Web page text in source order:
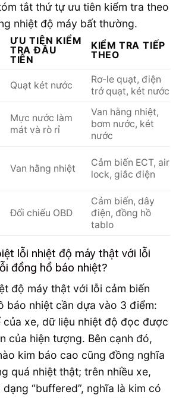
tắt thứ tự ưu tiên kiểm tra theo
nhiệt độ máy bất thường.
ƯU TIÊN KIỂM
TRA ĐẦU
TIÊN
KIỂM TRA TIẾP
THEO
Quạt két nước
Rơ-le quạt, điện
trở quạt, két nước
Mực nước làm
mát và rò rỉ
Van hằng nhiệt,
bơm nước, két
nước
Van hằng nhiệt
Cảm biến ECT, air
lock, giắc điện
Đối chiếu OBD
Cảm biến, dây
điện, đồng hồ
tablo
lỗi nhiệt độ máy thật với lỗi
đồng hồ báo nhiệt?
độ máy thật với lỗi cảm biến
báo nhiệt cần dựa vào 3 điểm:
của xe, dữ liệu nhiệt độ đọc được
của hiện tượng. Bên cạnh đó,
kim báo cao cũng đồng nghĩa
quá nhiệt thật; trên nhiều xe,
“buffered”, nghĩa là kim có